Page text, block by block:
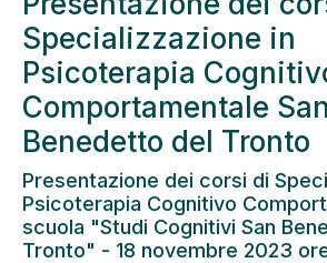
Specializzazione in
Psicoterapia
Comportamentale San
Benedetto del Tronto
Presentazione dei corsi di
Psicoterapia Cognitivo
scuola "Studi Cognitivi San
Tronto" - 18 novembre 2023